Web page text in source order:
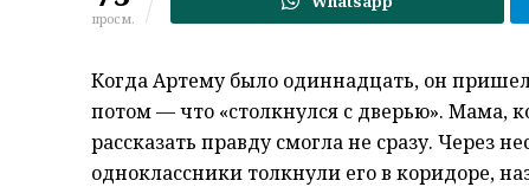
просм.
Когда Артему было одиннадцать, он
потом — что «столкнулся с дверью». Мама,
рассказать правду смогла не сразу. Через
одноклассники толкнули его в коридоре,